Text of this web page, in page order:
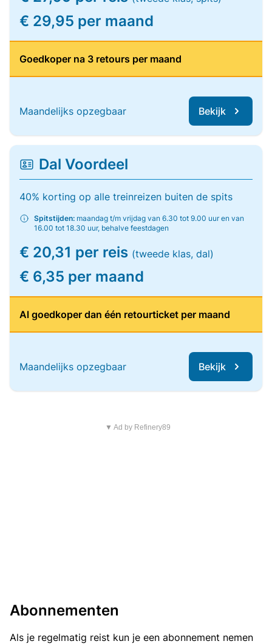
€ 29,95 per maand
Goedkoper na 3 retours per maand
Maandelijks opzegbaar Bekijk
Dal Voordeel
40% korting op alle treinreizen buiten de spits
Spitstijden: maandag t/m vrijdag van 6.30 tot 9.00 uur en van
16.00 tot 18.30 uur, behalve feestdagen
€ 20,31 per reis (tweede klas, dal)
€ 6,35 per maand
Al goedkoper dan één retourticket per maand
Maandelijks opzegbaar Bekijk
▼ Ad by Refinery89
Abonnementen
Als je regelmatig reist kun je een abonnement nemen